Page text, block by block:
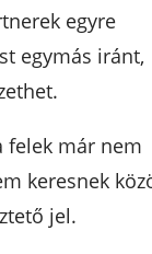
egyre
egymás iránt,
felek már nem
keresnek
jel.